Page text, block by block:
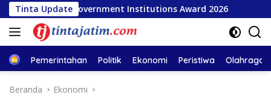
Langsung
ke
konten
Tinta Update
Government Institutions Award 2026 INSA
HomePemerintahan Politik Ekonomi Peristiwa Olahraga
Beranda Ekonomi